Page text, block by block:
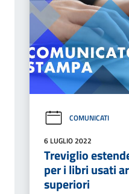
COMUNICATI
6 LUGLIO 2022
Treviglio
per i libri usati
superiori